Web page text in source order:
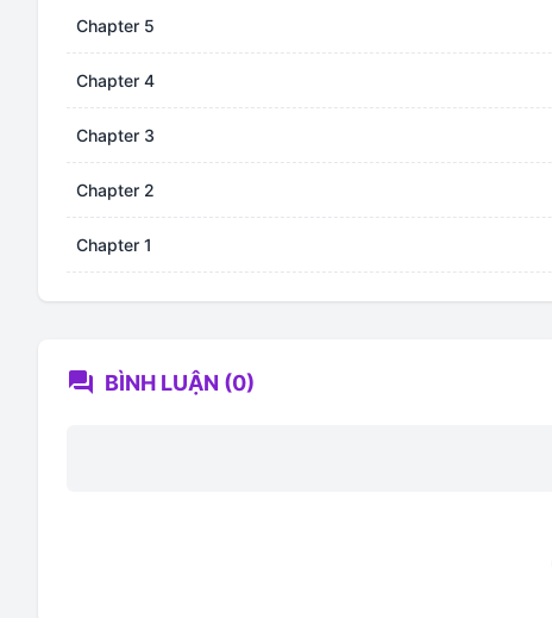
Chapter 5
Chapter 4
Chapter 3
Chapter 2
Chapter 1
forum BÌNH LUẬN (0)